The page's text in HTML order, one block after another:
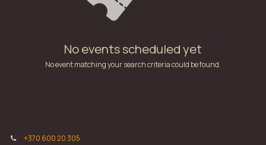
No events scheduled yet
No event matching your search criteria could be found.
+370 600 20 305